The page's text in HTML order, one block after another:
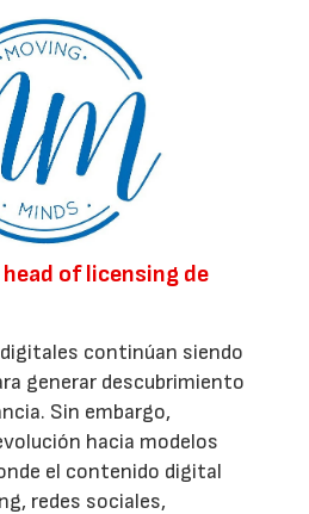
of licensing de
continúan siendo
generar descubrimiento
Sin embargo,
hacia modelos
el contenido digital
redes sociales,